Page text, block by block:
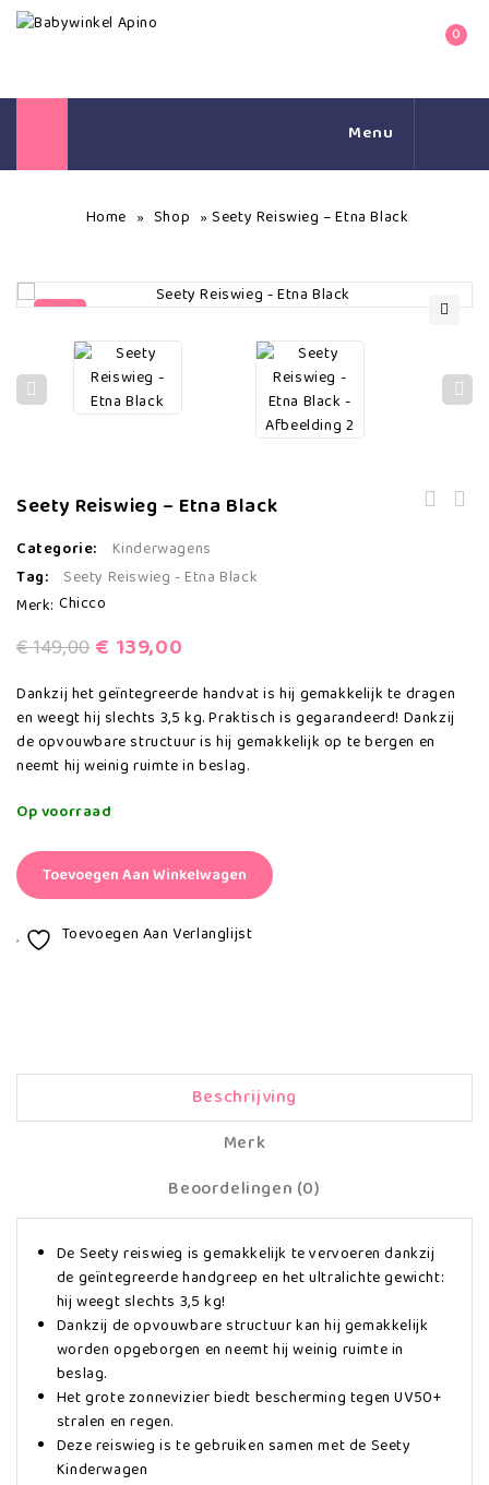
0
Menu
Home » Shop »Seety Reiswieg – Etna Black
-7%
Seety Reiswieg – Etna Black
Categorie:
Kinderwagens
Tag:
Seety Reiswieg - Etna Black
Merk: Chicco
€149,00€ 139,00
Dankzij het geïntegreerde handvat is hij gemakkelijk te dragen
en weegt hij slechts 3,5 kg. Praktisch is gegarandeerd! Dankzij
de opvouwbare structuur is hij gemakkelijk op te bergen en
neemt hij weinig ruimte in beslag.
Op voorraad
Toevoegen Aan Winkelwagen
Toevoegen Aan Verlanglijst
Beschrijving
Merk
Beoordelingen (0)
De Seety reiswieg is gemakkelijk te vervoeren dankzij
de geïntegreerde handgreep en het ultralichte gewicht:
hij weegt slechts 3,5 kg!
Dankzij de opvouwbare structuur kan hij gemakkelijk
worden opgeborgen en neemt hij weinig ruimte in
beslag.
Het grote zonnevizier biedt bescherming tegen UV50+
stralen en regen.
Deze reiswieg is te gebruiken samen met de Seety
Kinderwagen